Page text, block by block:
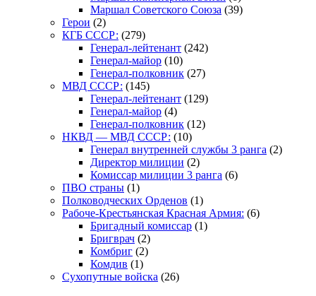
Маршал Советского Союза (39)
Герои (2)
КГБ СССР: (279)
Генерал-лейтенант (242)
Генерал-майор (10)
Генерал-полковник (27)
МВД СССР: (145)
Генерал-лейтенант (129)
Генерал-майор (4)
Генерал-полковник (12)
НКВД — МВД СССР: (10)
Генерал внутренней службы 3 ранга (2)
Директор милиции (2)
Комиссар милиции 3 ранга (6)
ПВО страны (1)
Полководческих Орденов (1)
Рабоче-Крестьянская Красная Армия: (6)
Бригадный комиссар (1)
Бригврач (2)
Комбриг (2)
Комдив (1)
Сухопутные войска (26)